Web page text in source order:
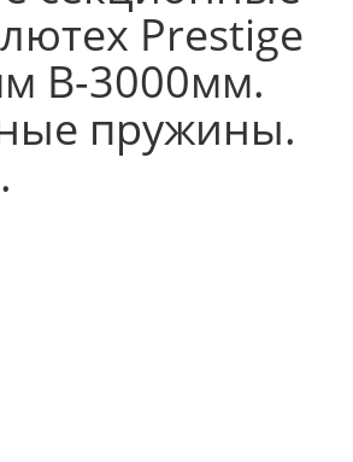
Prestige
В-3000мм.
пружины.